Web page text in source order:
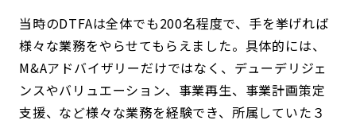
当時のDTFAは全体でも200名程度で、手を挙げれば
様々な業務をやらせてもらえました。具体的には、
M&Aアドバイザリーだけではなく、デューデリジェ
ンスやバリュエーション、事業再生、事業計画策定
支援、など様々な業務を経験でき、所属していた３